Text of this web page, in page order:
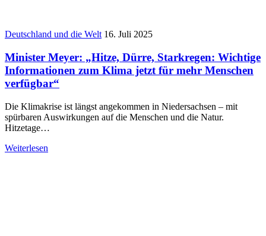
Deutschland und die Welt 16. Juli 2025
Minister Meyer: „Hitze, Dürre, Starkregen: Wichtige
Informationen zum Klima jetzt für mehr Menschen
verfügbar“
Die Klimakrise ist längst angekommen in Niedersachsen – mit
spürbaren Auswirkungen auf die Menschen und die Natur.
Hitzetage…
Weiterlesen